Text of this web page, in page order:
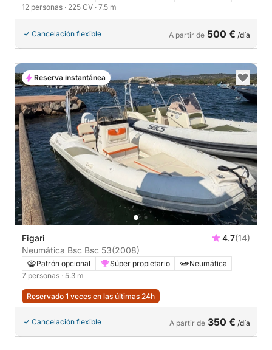
12 personas · 225 CV · 7.5 m
Cancelación flexible A partir de 500 € /día
Figari 4.7(14)
Neumática Bsc Bsc 53(2008)
Patrón opcional Súper propietario
Neumática
7 personas · 5.3 m
Reservado 1 veces en las últimas 24h
Cancelación flexible A partir de 350 € /día
Reserva instantánea